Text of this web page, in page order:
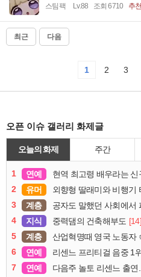
스팀팩 Lv.88 조회 6710 추
최근 다음
1 2 3
오픈 이슈 갤러리 화제글
오늘의 화제 주간
1 연예 현역 최고령 배우라는 신
2
유머 외향형 딸래미와 비행기
3
계층 공자도 말했던 사회에서
4
지식 중력댐의 건축해부도 [14]
5
계층 산업혁명때 영국 노동자
6
연예 리센느 프리티걸 음중 1
7
연예 다음주 놀토 리센느 출연...